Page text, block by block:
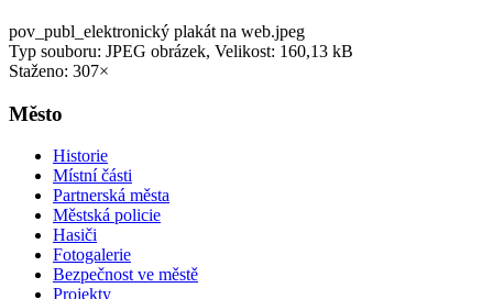
pov_publ_elektronický plakát na web.jpeg
Typ souboru: JPEG obrázek, Velikost: 160,13 kB
Staženo: 307×
Město
Historie
Místní části
Partnerská města
Městská policie
Hasiči
Fotogalerie
Bezpečnost ve městě
Projekty